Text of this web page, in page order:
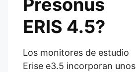
Presonus
ERIS 4.5?
Los monitores de estudio
Erise e3.5 incorporan unos